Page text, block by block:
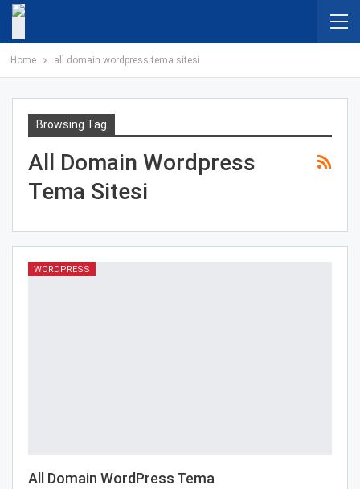
Home all domain wordpress tema sitesi
Browsing Tag
All Domain Wordpress
Tema Sitesi
WORDPRESS
All Domain WordPress Tema